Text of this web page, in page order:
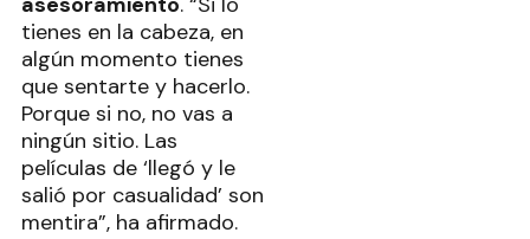
tienes en la cabeza, en
algún momento tienes
que sentarte y hacerlo.
Porque si no, no vas a
ningún sitio. Las
películas de ‘llegó y le
salió por casualidad’ son
mentira”, ha afirmado.